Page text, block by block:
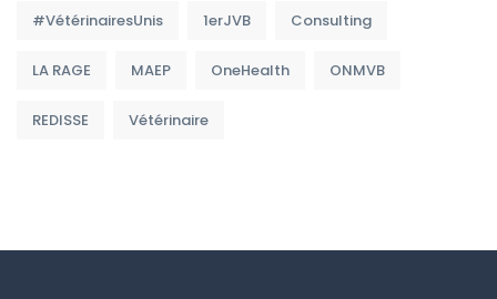
#VétérinairesUnis 1erJVB Consulting
LA RAGE MAEP OneHealth ONMVB
REDISSE Vétérinaire